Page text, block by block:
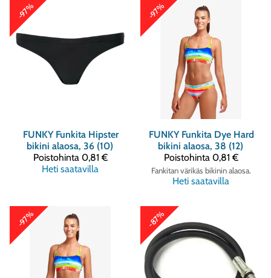
-97%
FUNKY Funkita Hipster
bikini alaosa, 36 (10)
Poistohinta0,81 €
Heti saatavilla
-97%
FUNKY Funkita Dye Hard
bikini alaosa, 38 (12)
Poistohinta0,81 €
Fankitan värikäs bikinin alaosa.
Heti saatavilla
-97% -87%